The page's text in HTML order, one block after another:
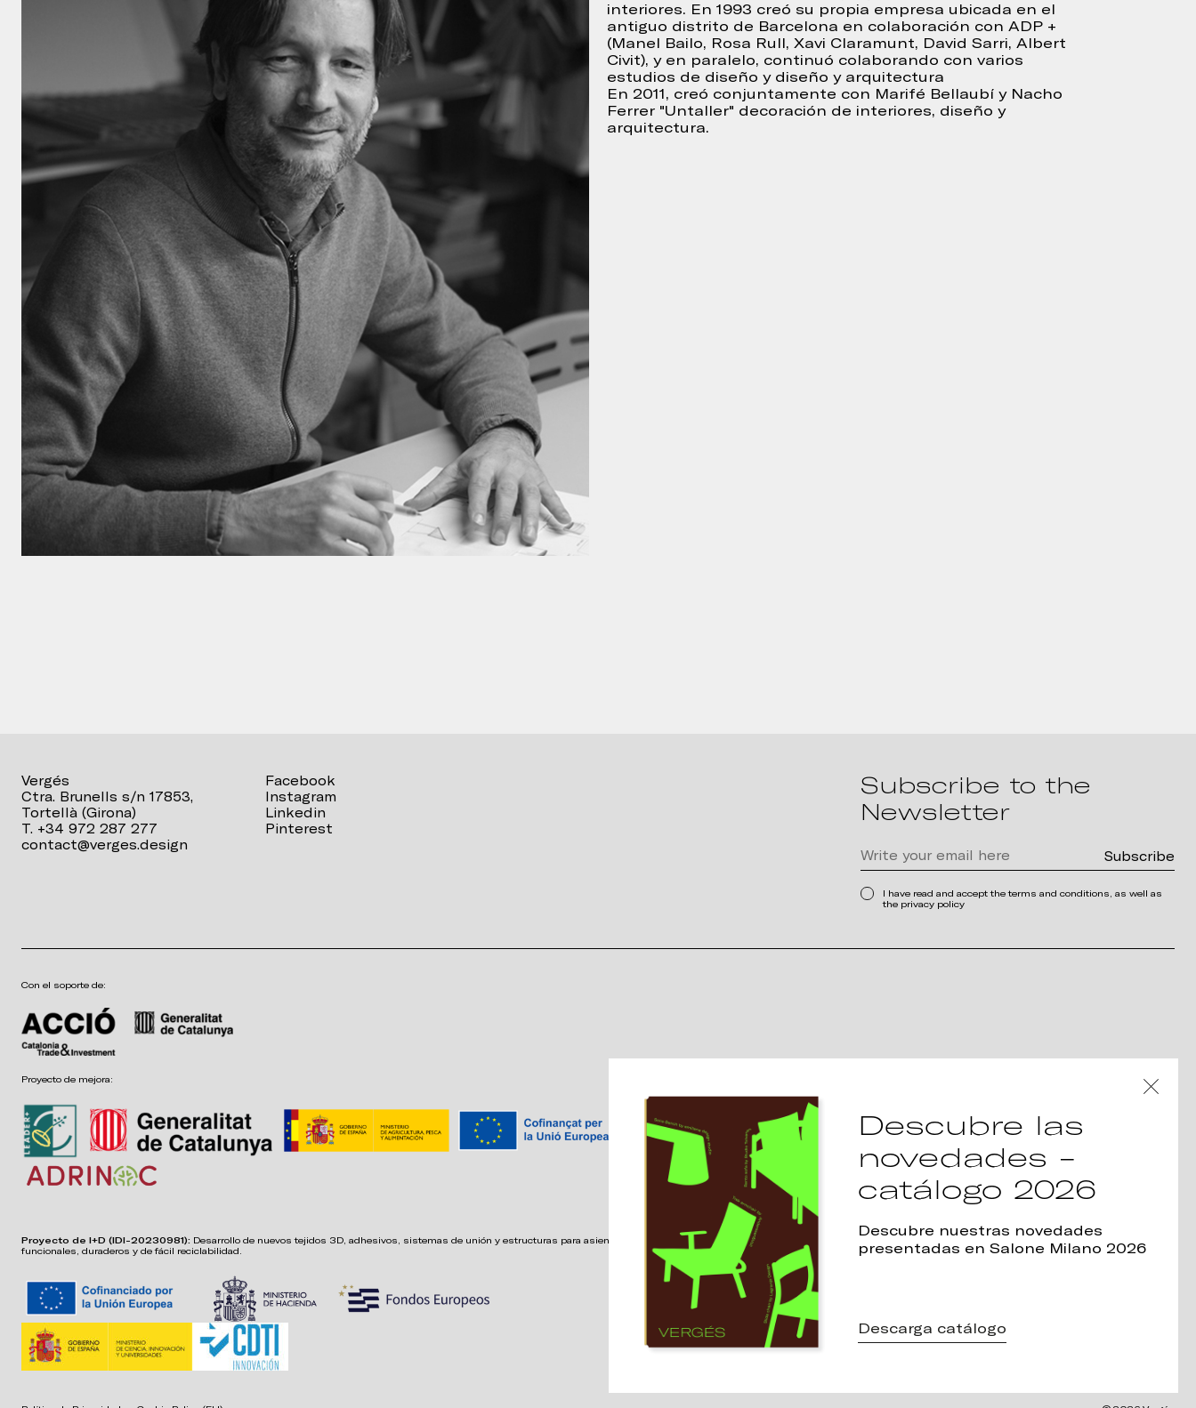
interiores. En 1993 creó su propia empresa ubicada en el
antiguo distrito de Barcelona en colaboración con ADP +
(Manel Bailo, Rosa Rull, Xavi Claramunt, David Sarri, Albert
Civit), y en paralelo, continuó colaborando con varios
estudios de diseño y diseño y arquitectura
En 2011, creó conjuntamente con Marifé Bellaubí y Nacho
Ferrer "Untaller" decoración de interiores, diseño y
arquitectura.
Por favor, rellena el siguiente formulario
Haz click aquí para
aceptar
política de
privacidad
Vergés
Ctra. Brunells s/n 17853,
Tortellà (Girona)
T. +34 972 287 277
contact@verges.design
Facebook
Instagram
Linkedin
Pinterest
Subscribe to the
Newsletter
I have read and accept the terms and conditions, as well as
the privacy policy
Con el soporte de:
Proyecto de mejora:
Proyecto de I+D (IDI-20230981): Desarrollo de nuevos tejidos 3D, adhesivos, sistemas de unión y estructuras para asientos confortables,
funcionales, duraderos y de fácil reciclabilidad.
Descubre las
novedades -
catálogo 2026
Descubre nuestras novedades
presentadas en Salone Milano 2026
Descarga catálogo